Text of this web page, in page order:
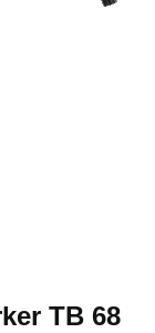
TB 68